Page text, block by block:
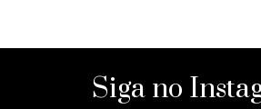
Siga no